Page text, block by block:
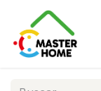
Ir al contenido